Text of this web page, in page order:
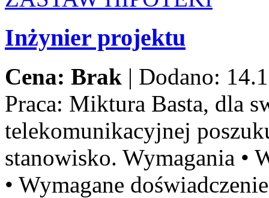
Inżynier projektu
Cena: Brak | Dodano:
Praca: Miktura Basta, dla
telekomunikacyjnej
stanowisko. Wymagania •
• Wymagane